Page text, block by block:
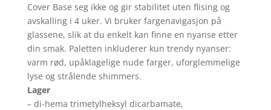
Cover Base seg ikke og gir stabilitet uten flising og
avskalling i 4 uker. Vi bruker fargenavigasjon på
glassene, slik at du enkelt kan finne en nyanse etter
din smak. Paletten inkluderer kun trendy nyanser:
varm rød, upåklagelige nude farger, uforglemmelige
lyse og strålende shimmers.
Lager
– di-hema trimetylheksyl dicarbamate,